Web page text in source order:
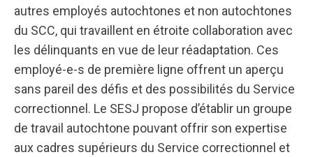
autres employés autochtones et non autochtones
du SCC, qui travaillent en étroite collaboration avec
les délinquants en vue de leur réadaptation. Ces
employé-e-s de première ligne offrent un aperçu
sans pareil des défis et des possibilités du Service
correctionnel. Le SESJ propose d’établir un groupe
de travail autochtone pouvant offrir son expertise
aux cadres supérieurs du Service correctionnel et